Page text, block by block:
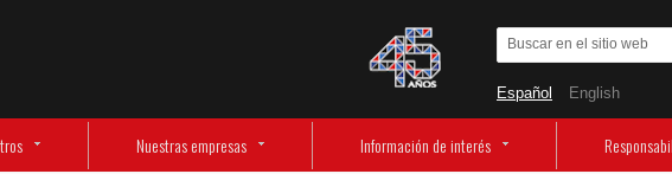
Español English
Nuestras empresas Información de interés